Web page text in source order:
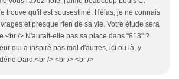
trouve qu'il est sousestimé. Hélas, je ne connais
et presque rien de sa vie. Votre étude sera
/> N'aurait-elle pas sa place dans "813" ?
qui a inspiré pas mal d'autres, ici ou là, y
Dard.<br /> <br /> <br />